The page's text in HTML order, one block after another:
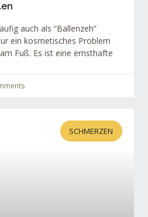
auch als “Ballenzeh”
ein kosmetisches Problem
Fuß. Es ist eine ernsthafte
SCHMERZEN